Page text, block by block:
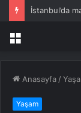
Menü
Anasayfa /
Yaşam